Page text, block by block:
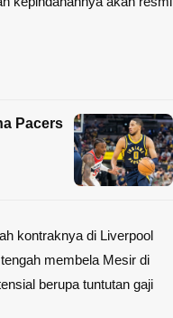
Pacers
kontraknya di Liverpool
membela Mesir di
berupa tuntutan gaji